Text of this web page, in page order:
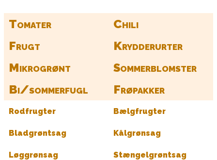
Tomater
Chili
Frugt
Krydderurter
Mikrogrønt
Sommerblomster
Bi/sommerfugl
Frøpakker
Rodfrugter Bælgfrugter
Bladgrøntsag Kålgrønsag
Løggrønsag Stængelgrøntsag